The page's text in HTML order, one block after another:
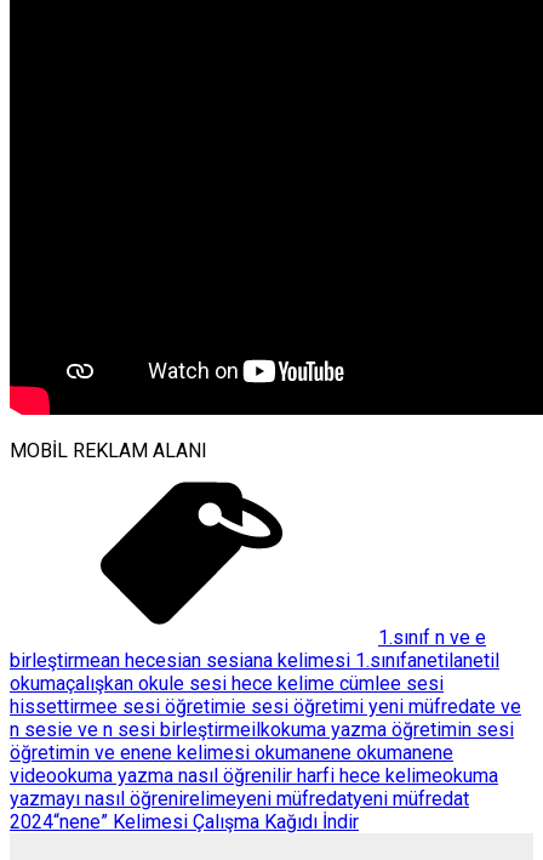
MOBİL REKLAM ALANI
1.sınıf n ve e
birleştirmean hecesian sesiana kelimesi 1.sınıfanetilanetil
okumaçalışkan okule sesi hece kelime cümlee sesi
hissettirmee sesi öğretimie sesi öğretimi yeni müfredate ve
n sesie ve n sesi birleştirmeilkokuma yazma öğretimin sesi
öğretimin ve enene kelimesi okumanene okumanene
videookuma yazma nasıl öğrenilir harfi hece kelimeokuma
yazmayı nasıl öğrenirelimeyeni müfredatyeni müfredat
2024“nene” Kelimesi Çalışma Kağıdı İndir